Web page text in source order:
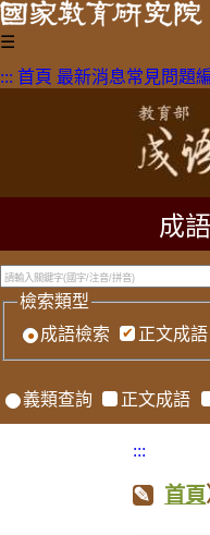
☰
::: 首頁 最新消息常見問題
成
檢索類型
成語檢索
正文成語
義類查詢 正文成語
:::
首頁